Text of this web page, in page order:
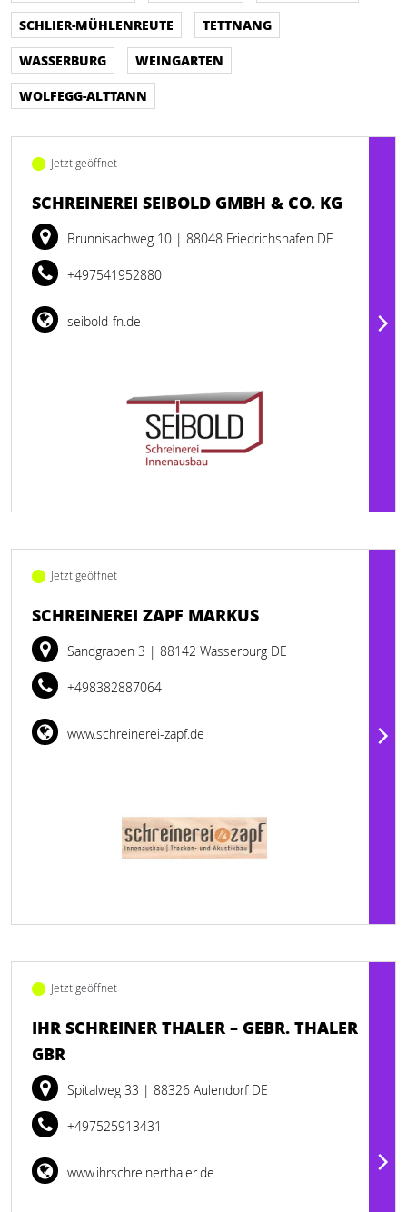
SCHLIER-MÜHLENREUTE
TETTNANG
WASSERBURG
WEINGARTEN
WOLFEGG-ALTTANN
Jetzt geöffnet
SCHREINEREI SEIBOLD GMBH & CO. KG
Brunnisachweg 10 | 88048 Friedrichshafen DE
+497541952880
seibold-fn.de
Jetzt geöffnet
SCHREINEREI ZAPF MARKUS
Sandgraben 3 | 88142 Wasserburg DE
+498382887064
www.schreinerei-zapf.de
Jetzt geöffnet
IHR SCHREINER THALER – GEBR. THALER
GBR
Spitalweg 33 | 88326 Aulendorf DE
+497525913431
www.ihrschreinerthaler.de